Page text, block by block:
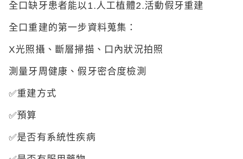
全口缺牙患者能以1.人工植體2.活動假牙重建
全口重建的第一步資料蒐集：
X光照攝、斷層掃描、口內狀況拍照
測量牙周健康、假牙密合度檢測
✅重建方式
✅預算
✅是否有系統性疾病